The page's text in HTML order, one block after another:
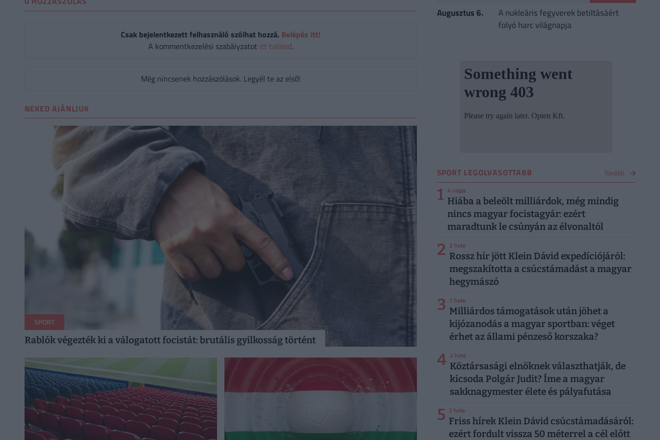
Csak bejelentkezett felhasználó szólhat hozzá. Belépés itt!
A kommentkezelési szabályzatot itt találod.
Még nincsenek hozzászólások. Legyél te az első!
NEKED AJÁNLJUK
SPORT
Rablók végezték ki a válogatott focistát: brutális gyilkosság történt
Augusztus 6.
A nukleáris fegyverek betiltásáért
folyó harc világnapja
SPORT LEGOLVASOTTABB Tovább
1 4 napja
Hiába a beleölt milliárdok, még mindig
nincs magyar focistagyár: ezért
maradtunk le csúnyán az élvonaltól
2 2 hete
Rossz hír jött Klein Dávid expedíciójáról:
megszakította a csúcstámadást a magyar
hegymászó
3 1 hete
Milliárdos támogatások után jöhet a
kijózanodás a magyar sportban: véget
érhet az állami pénzeső korszaka?
4 2 hete
Köztársasági elnöknek választhatják, de
kicsoda Polgár Judit? Íme a magyar
sakknagymester élete és pályafutása
5 2 hete
Friss hírek Klein Dávid csúcstámadásáról:
ezért fordult vissza 50 méterrel a cél előtt